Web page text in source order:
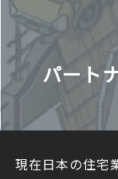
パート
現在日本の住宅